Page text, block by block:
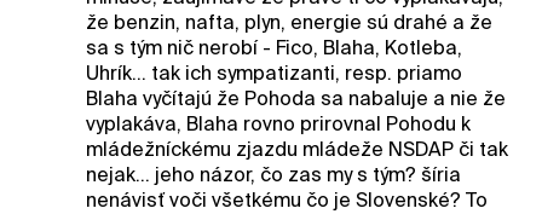
že benzin, nafta, plyn, energie sú drahé a že
sa s tým nič nerobí - Fico, Blaha, Kotleba,
Uhrík... tak ich sympatizanti, resp. priamo
Blaha vyčítajú že Pohoda sa nabaluje a nie že
vyplakáva, Blaha rovno prirovnal Pohodu k
mládežníckému zjazdu mládeže NSDAP či tak
nejak... jeho názor, čo zas my s tým? šíria
nenávisť voči všetkému čo je Slovenské? To